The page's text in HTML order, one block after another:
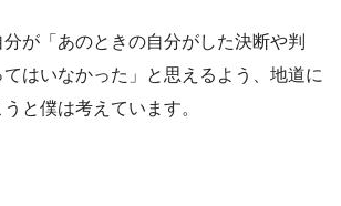
が「あのときの自分がした決断や判
はいなかった」と思えるよう、地道に
と僕は考えています。